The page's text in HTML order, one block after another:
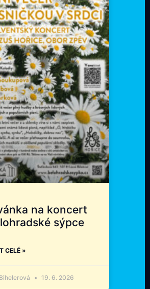
na koncert
sýpce
CELÉ »
19. 6. 2026